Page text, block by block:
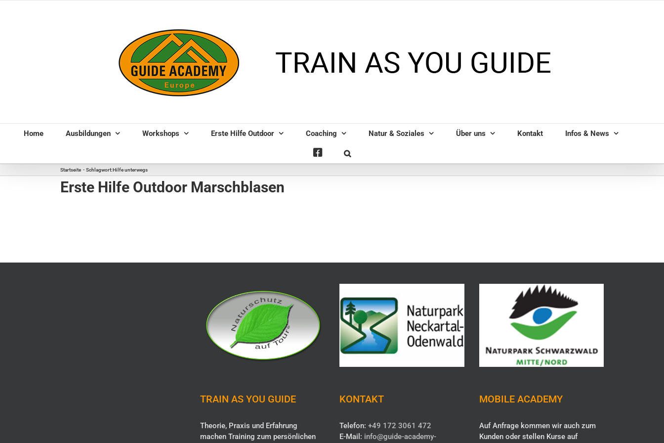
Home Ausbildungen Workshops Erste Hilfe Outdoor Coaching Natur & Soziales Über uns Kontakt Infos & News
Startseite Schlagwort:Hilfe unterwegs
Erste Hilfe Outdoor Marschblasen
TRAIN AS YOU GUIDE
Theorie, Praxis und Erfahrung
machen Training zum persönlichen
KONTAKT
Telefon: +49 172 3061 472
E-Mail: info@guide-academy-
MOBILE ACADEMY
Auf Anfrage kommen wir auch zum
Kunden oder stellen Kurse auf